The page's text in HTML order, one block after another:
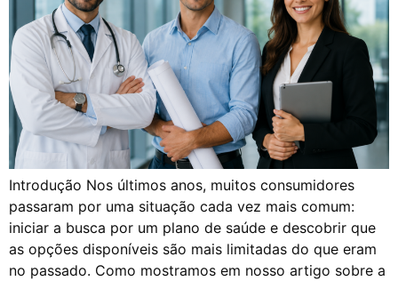
Introdução Nos últimos anos, muitos consumidores
passaram por uma situação cada vez mais comum:
iniciar a busca por um plano de saúde e descobrir que
as opções disponíveis são mais limitadas do que eram
no passado. Como mostramos em nosso artigo sobre a